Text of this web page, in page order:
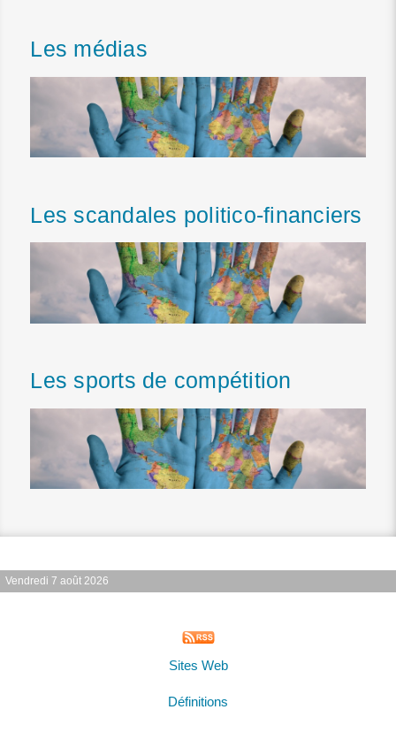
Les médias
Les scandales politico-financiers
Les sports de compétition
Vendredi 7 août 2026
Sites Web
Définitions